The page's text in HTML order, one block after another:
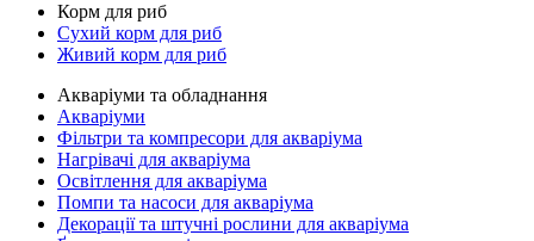
Корм для риб
Сухий корм для риб
Живий корм для риб
Акваріуми та обладнання
Акваріуми
Фільтри та компресори для акваріума
Нагрівачі для акваріума
Освітлення для акваріума
Помпи та насоси для акваріума
Декорації та штучні рослини для акваріума